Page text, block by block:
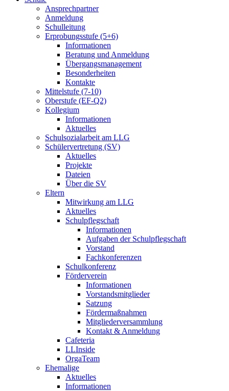
Ansprechpartner
Anmeldung
Schulleitung
Erprobungsstufe (5+6)
Informationen
Beratung und Anmeldung
Übergangsmanagement
Besonderheiten
Kontakte
Mittelstufe (7-10)
Oberstufe (EF-Q2)
Kollegium
Informationen
Aktuelles
Schulsozialarbeit am LLG
Schülervertretung (SV)
Aktuelles
Projekte
Dateien
Über die SV
Eltern
Mitwirkung am LLG
Aktuelles
Schulpflegschaft
Informationen
Aufgaben der Schulpflegschaft
Vorstand
Fachkonferenzen
Schulkonferenz
Förderverein
Informationen
Vorstandsmitglieder
Satzung
Fördermaßnahmen
Mitgliederversammlung
Kontakt & Anmeldung
Cafeteria
LLInside
OrgaTeam
Ehemalige
Aktuelles
Informationen